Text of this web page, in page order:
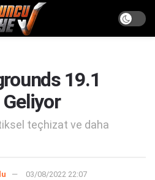
19.1
teçhizat ve daha
03/08/2022 22:07